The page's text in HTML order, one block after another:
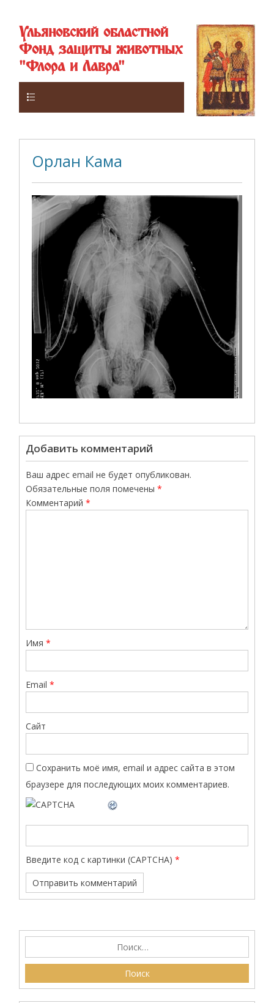
Ульяновский областной
Фонд защиты животных
"Флора и Лавра"
Орлан Кама
Добавить комментарий
Ваш адрес email не будет опубликован.
Обязательные поля помечены*
Комментарий*
Имя*
Email*
Сайт
Сохранить моё имя, email и адрес сайта в этом
браузере для последующих моих комментариев.
Введите код с картинки (CAPTCHA) *